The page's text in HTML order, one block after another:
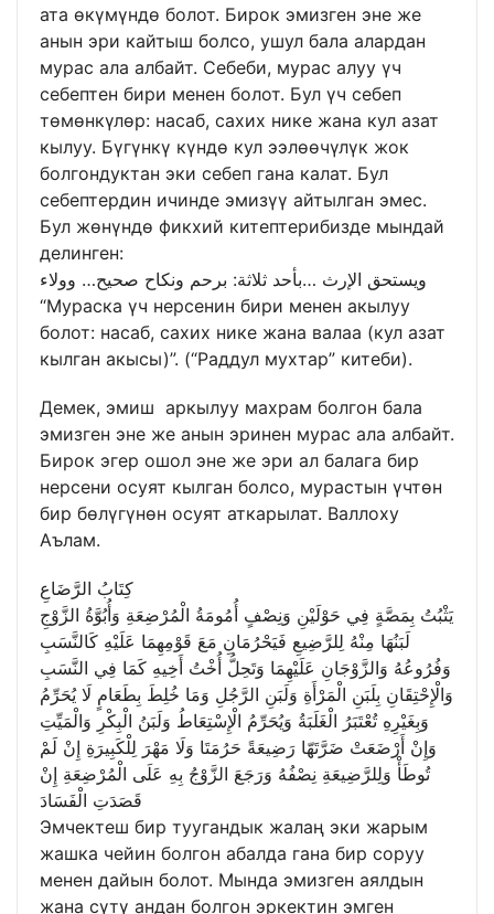
ата өкүмүндө болот. Бирок эмизген эне же
анын эри кайтыш болсо, ушул бала алардан
мурас ала албайт. Себеби, мурас алуу үч
себептен бири менен болот. Бул үч себеп
төмөнкүлөр: насаб, сахих нике жана кул азат
кылуу. Бүгүнкү күндө кул ээлөөчүлүк жок
болгондуктан эки себеп гана калат. Бул
себептердин ичинде эмизүү айтылган эмес.
Бул жөнүндө фикхий китептерибизде мындай
делинген:
ویستحق الإرث …بأحد ثلاثة: برحم ونکاح صحیح… وولاء
“Мураска үч нерсенин бири менен акылуу
болот: насаб, сахих нике жана валаа (кул азат
кылган акысы)”. (“Раддул мухтар” китеби).
Демек, эмиш аркылуу махрам болгон бала
эмизген эне же анын эринен мурас ала албайт.
Бирок эгер ошол эне же эри ал балага бир
нерсени осуят кылган болсо, мурастын үчтөн
бир бөлүгүнөн осуят аткарылат. Валлоху
Аълам.
كِتَابُ الرَّضَاعِ
يَثْبُتُ بِمَصَّةٍ فِي حَوْلَيْنِ وَنِصْفٍ أُمُومَةُ الْمُرْضِعَةِ وَأُبُوَّةُ الزَّوْجِ
لَبَنُهَا مِنْهُ لِلرَّضِيعِ فَيَحْرُمَانِ مَعَ قَوْمِهِمَا عَلَيْهِ كَالنَّسَبِ
وَفُرُوعُهُ وَالزَّوْجَانِ عَلَيْهِمَا وَتَحِلُّ أُخْتُ أَخِيهِ كَمَا فِي النَّسَبِ
وَالْإِحْتِقَانِ بِلَبَنِ الْمَرْأَةِ وَلَبَنِ الرَّجُلِ وَمَا خُلِطَ بِطَعَامٍ لَا يُحَرِّمُ
وَبِغَيْرِهِ تُعْتَبَرُ الْغَلَبَةُ وَيُحَرِّمُ الْإِسْتِعَاطُ وَلَبَنُ الْبِكْرِ وَالْمَيِّتِ
وَإِنْ أَرْضَعَتْ ضَرَّتَهّا رَضِيعَةً حَرُمَتَا وَلَا مَهْرَ لِلْكَبِيرَةِ إِنْ لَمْ
تُوطَأْ وَلِلرَّضِيعَةِ نِصْفُهُ وَرَجَعَ الزَّوْجُ بِهِ عَلَى الْمُرْضِعَةِ إِنْ
قَصَدَتِ الْفَسَادَ
Эмчектеш бир туугандык жалаң эки жарым
жашка чейин болгон абалда гана бир соруу
менен дайын болот. Мында эмизген аялдын
жана сүтү андан болгон эркектин эмген